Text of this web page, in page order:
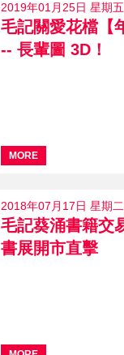
2019年01月25日 星期五
-- 長輩圖 3D！
MORE
2018年07月17日 星期二
書展開市直擊